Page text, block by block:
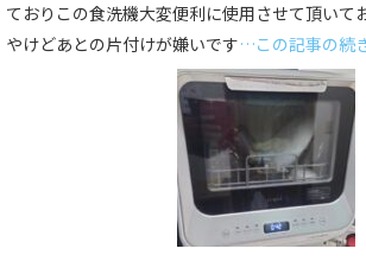
ておりこの食洗機大変便利に使用させて頂いて
やけどあとの片付けが嫌いです…この記事の続